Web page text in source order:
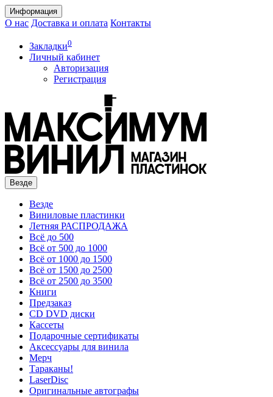
Информация
О нас Доставка и оплата Контакты
Закладки0
Личный кабинет
Авторизация
Регистрация
Везде
Везде
Виниловые пластинки
Летняя РАСПРОДАЖА
Всё до 500
Всё от 500 до 1000
Всё от 1000 до 1500
Всё от 1500 до 2500
Всё от 2500 до 3500
Книги
Предзаказ
CD DVD диски
Кассеты
Подарочные сертификаты
Аксессуары для винила
Мерч
Тараканы!
LaserDisc
Оригинальные автографы